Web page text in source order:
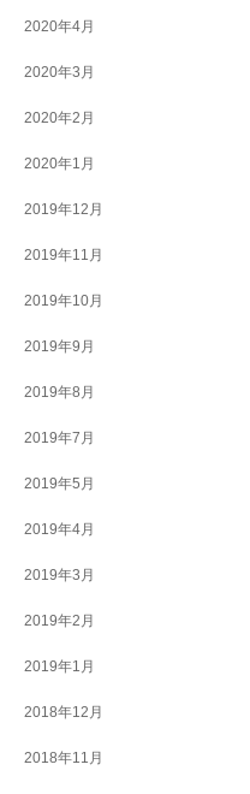
2020年4月
2020年3月
2020年2月
2020年1月
2019年12月
2019年11月
2019年10月
2019年9月
2019年8月
2019年7月
2019年5月
2019年4月
2019年3月
2019年2月
2019年1月
2018年12月
2018年11月